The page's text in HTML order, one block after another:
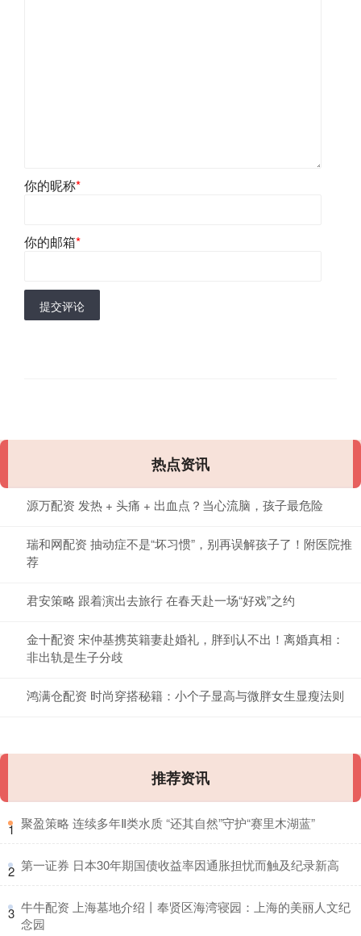
你的昵称*
你的邮箱*
提交评论
热点资讯
源万配资 发热 + 头痛 + 出血点？当心流脑，孩子最危险
瑞和网配资 抽动症不是“坏习惯”，别再误解孩子了！附医院推
荐
君安策略 跟着演出去旅行 在春天赴一场“好戏”之约
金十配资 宋仲基携英籍妻赴婚礼，胖到认不出！离婚真相：
非出轨是生子分歧
鸿满仓配资 时尚穿搭秘籍：小个子显高与微胖女生显瘦法则
推荐资讯
1 ​聚盈策略 连续多年Ⅱ类水质 “还其自然”守护“赛里木湖蓝”
2 ​第一证券 日本30年期国债收益率因通胀担忧而触及纪录新高
3 ​牛牛配资 上海墓地介绍丨奉贤区海湾寝园：上海的美丽人文纪
念园